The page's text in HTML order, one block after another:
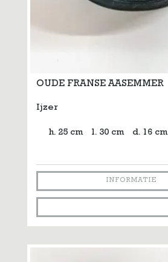
OUDE FRANSE AASEMMER
Ijzer
h. 25 cm l. 30 cm d. 16 cm
INFORMATIE